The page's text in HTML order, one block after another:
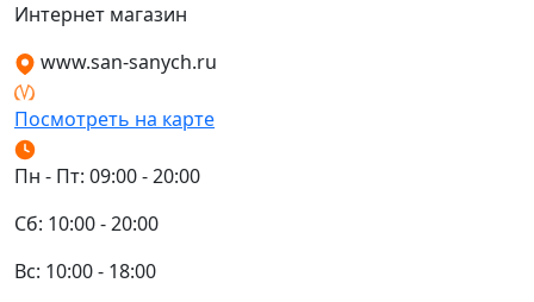
Интернет магазин
www.san-sanych.ru
Посмотреть на карте
Пн - Пт: 09:00 - 20:00
Сб: 10:00 - 20:00
Вс: 10:00 - 18:00